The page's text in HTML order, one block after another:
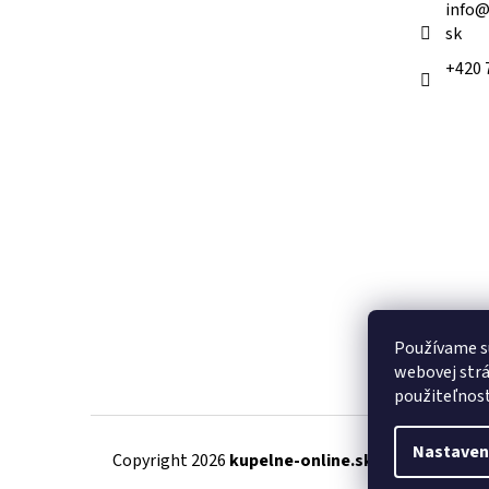
Používame
webovej
info@
sk
+420
Copyright 2026 kupelne-online.sk . Všetky práva